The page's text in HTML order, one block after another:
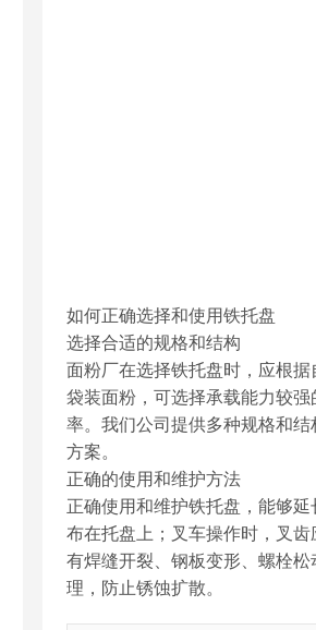
如何正确选择和使用铁托盘​
选择合适的规格和结构​
面粉厂在选择铁托盘时，应根
袋装面粉，可选择承载能力较
率。我们公司提供多种规格和
方案。​
正确的使用和维护方法​
正确使用和维护铁托盘，能够
布在托盘上；叉车操作时，叉
有焊缝开裂、钢板变形、螺栓
理，防止锈蚀扩散。